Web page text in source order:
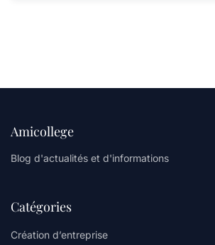
Amicollege
Blog d'actualités et d'informations
Catégories
Création d’entreprise